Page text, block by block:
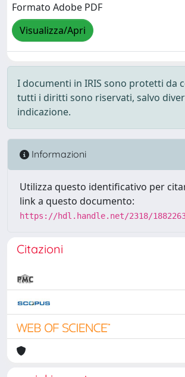
Formato Adobe PDF
Visualizza/Apri
I documenti in IRIS sono protetti da
tutti i diritti sono riservati, salvo
indicazione.
Informazioni
Utilizza questo identificativo per
link a questo documento:
https://hdl.handle.net/2318/
Citazioni